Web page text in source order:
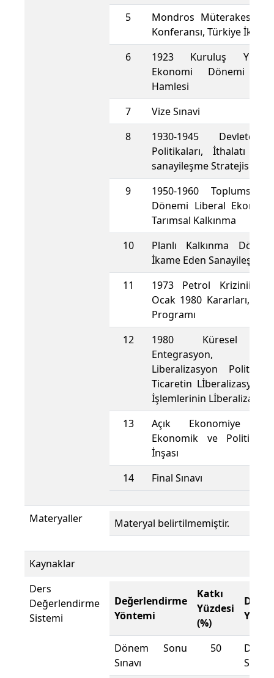
5
Mondros Müterakesi
Konferansı, Türkiye
6
1923 Kuruluş
Ekonomi Dönemi
Hamlesi
7
Vize Sınavi
8
1930-1945 Devletçi
Politikaları, İthalatı
sanayileşme Stratejisi
9
1950-1960 Toplumsal
Dönemi Liberal
Tarımsal Kalkınma
10
Planlı Kalkınma
İkame Eden Sanayileşme
11
1973 Petrol Kriziniin
Ocak 1980 Kararları,
Programı
12
1980 Küresel
Entegrasyon,
Liberalizasyon
Ticaretin
İşlemlerinin
13
Açık Ekonomiye
Ekonomik ve Politik
İnşası
14
Final Sınavı
Materyaller Materyal belirtilmemiştir.
Kaynaklar
Ders
Değerlendirme
Sistemi
Değerlendirme
Yöntemi
Katkı
Yüzdesi
(%)
Dönem Sonu
Sınavı
50
Sınavı